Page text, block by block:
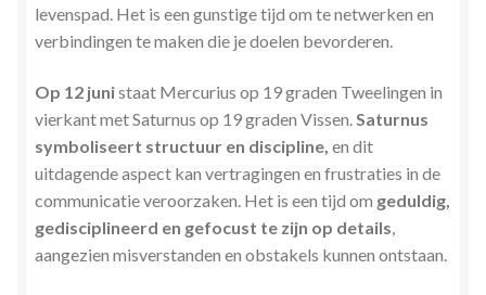
levenspad. Het is een gunstige tijd om te netwerken en
verbindingen te maken die je doelen bevorderen.
Op 12 junistaat Mercurius op 19 graden Tweelingen in
vierkant met Saturnus op 19 graden Vissen.Saturnus
symboliseert structuur en discipline, en dit
uitdagende aspect kan vertragingen en frustraties in de
communicatie veroorzaken. Het is een tijd om geduldig,
gedisciplineerd en gefocust te zijn op details,
aangezien misverstanden en obstakels kunnen ontstaan.